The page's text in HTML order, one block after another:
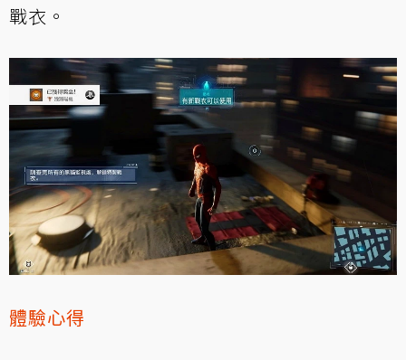
戰衣。
體驗心得